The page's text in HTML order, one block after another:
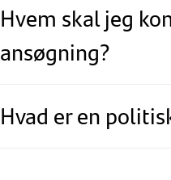
Hvem skal jeg
ansøgning?
Hvad er en